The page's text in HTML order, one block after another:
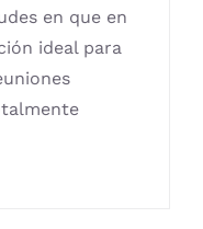
en que en
ideal para